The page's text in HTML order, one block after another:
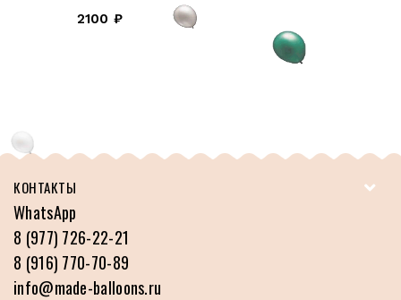
2100 ₽
КОНТАКТЫ
WhatsApp
8 (977) 726-22-21
8 (916) 770-70-89
info@made-balloons.ru